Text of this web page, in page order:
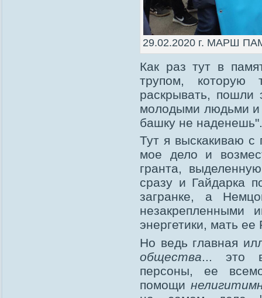
29.02.2020 г. МАРШ
Как раз тут в
трупом,
раскрывать,
молодыми людьми и
башку не наденешь".
Тут я выскакиваю с
мое дело и
гранта,
сразу и Гайдарка
загранке, а
незакрепленными
энергетики, мать
Но ведь главная
общества ... это
персоны, ее
помощи